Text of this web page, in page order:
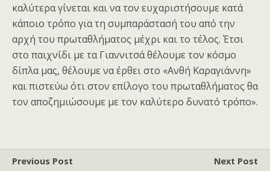
καλύτερα γίνεται και να τον ευχαριστήσουμε κατά
κάποιο τρόπο για τη συμπαράστασή του από την
αρχή του πρωταθλήματος μέχρι και το τέλος. Έτσι
στο παιχνίδι με τα Γιαννιτσά θέλουμε τον κόσμο
δίπλα μας, θέλουμε να έρθει στο «Ανθή Καραγιάννη»
και πιστεύω ότι στον επίλογο του πρωταθλήματος θα
τον αποζημιώσουμε με τον καλύτερο δυνατό τρόπο».
Previous Post
Next Post